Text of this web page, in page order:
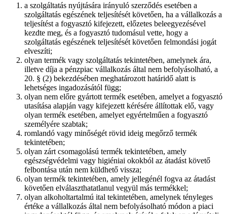
a szolgáltatás nyújtására irányuló szerződés esetében a
szolgáltatás egészének teljesítését követően, ha a vállalkozás a
teljesítést a fogyasztó kifejezett, előzetes beleegyezésével
kezdte meg, és a fogyasztó tudomásul vette, hogy a
szolgáltatás egészének teljesítését követően felmondási jogát
elveszíti;
olyan termék vagy szolgáltatás tekintetében, amelynek ára,
illetve díja a pénzpiac vállalkozás által nem befolyásolható, a
20. § (2) bekezdésében meghatározott határidő alatt is
lehetséges ingadozásától függ;
olyan nem előre gyártott termék esetében, amelyet a fogyasztó
utasítása alapján vagy kifejezett kérésére állítottak elő, vagy
olyan termék esetében, amelyet egyértelműen a fogyasztó
személyére szabtak;
romlandó vagy minőségét rövid ideig megőrző termék
tekintetében;
olyan zárt csomagolású termék tekintetében, amely
egészségvédelmi vagy higiéniai okokból az átadást követő
felbontása után nem küldhető vissza;
olyan termék tekintetében, amely jellegénél fogva az átadást
követően elválaszthatatlanul vegyül más termékkel;
olyan alkoholtartalmú ital tekintetében, amelynek tényleges
értéke a vállalkozás által nem befolyásolható módon a piaci